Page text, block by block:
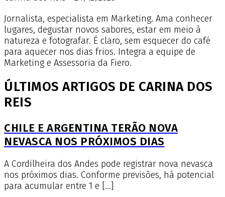
Jornalista, especialista em Marketing. Ama conhecer
lugares, degustar novos sabores, estar em meio à
natureza e fotografar. É claro, sem esquecer do café
para aquecer nos dias frios. Integra a equipe de
Marketing e Assessoria da Fiero.
ÚLTIMOS ARTIGOS DE CARINA DOS
REIS
CHILE E ARGENTINA TERÃO NOVA
NEVASCA NOS PRÓXIMOS DIAS
A Cordilheira dos Andes pode registrar nova nevasca
nos próximos dias. Conforme previsões, há potencial
para acumular entre 1 e […]